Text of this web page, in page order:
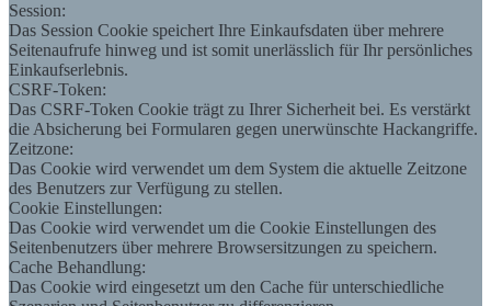
Session:
Das Session Cookie speichert Ihre Einkaufsdaten über mehrere
Seitenaufrufe hinweg und ist somit unerlässlich für Ihr persönliches
Einkaufserlebnis.
CSRF-Token:
Das CSRF-Token Cookie trägt zu Ihrer Sicherheit bei. Es verstärkt
die Absicherung bei Formularen gegen unerwünschte Hackangriffe.
Zeitzone:
Das Cookie wird verwendet um dem System die aktuelle Zeitzone
des Benutzers zur Verfügung zu stellen.
Cookie Einstellungen:
Das Cookie wird verwendet um die Cookie Einstellungen des
Seitenbenutzers über mehrere Browsersitzungen zu speichern.
Cache Behandlung:
Das Cookie wird eingesetzt um den Cache für unterschiedliche